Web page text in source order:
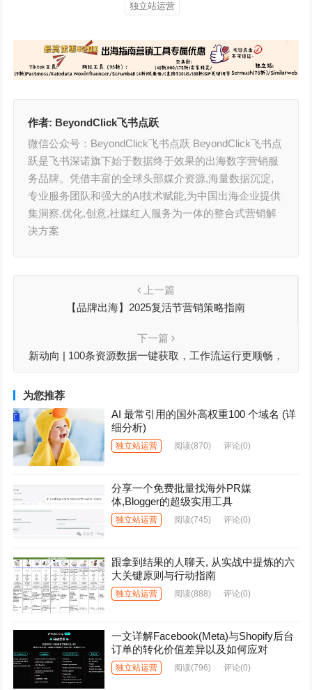
独立站运营
作者: BeyondClick飞书点跃
微信公众号：BeyondClick飞书点跃 BeyondClick飞书点
跃是飞书深诺旗下始于数据终于效果的出海数字营销服
务品牌。凭借丰富的全球头部媒介资源,海量数据沉淀,
专业服务团队和强大的AI技术赋能,为中国出海企业提供
集洞察,优化,创意,社媒红人服务为一体的整合式营销解
决方案
上一篇
【品牌出海】2025复活节营销策略指南
下一篇
新动向 | 100条资源数据一键获取，工作流运行更顺畅，
为您推荐
AI 最常引用的国外高权重100 个域名 (详
细分析)
独立站运营 阅读(870) 评论(0)
分享一个免费批量找海外PR媒
体,Blogger的超级实用工具
独立站运营 阅读(745) 评论(0)
跟拿到结果的人聊天, 从实战中提炼的六
大关键原则与行动指南
独立站运营 阅读(888) 评论(0)
一文详解Facebook(Meta)与Shopify后台
订单的转化价值差异以及如何应对
独立站运营 阅读(796) 评论(0)